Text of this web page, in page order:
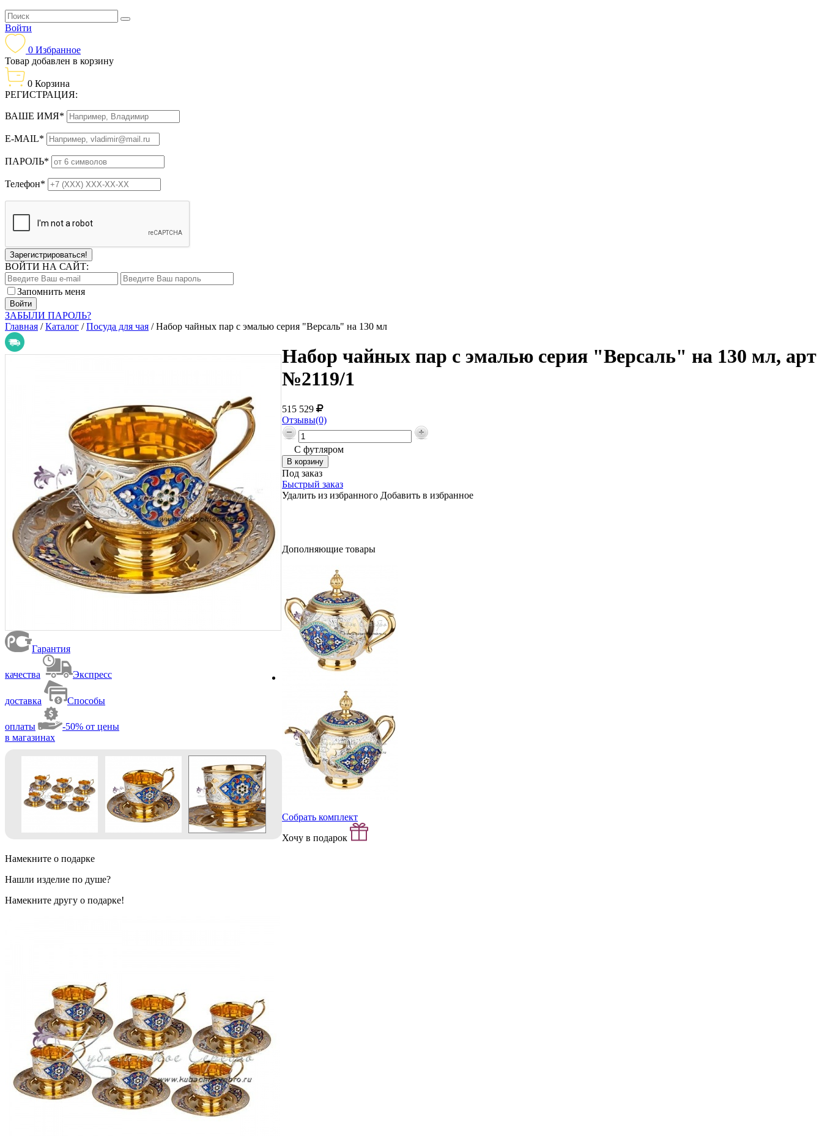
Войти
0 Избранное
Товар добавлен в корзину
0 Корзина
РЕГИСТРАЦИЯ:
ВАШЕ ИМЯ*
E-MAIL*
ПАРОЛЬ*
Телефон*
Зарегистрироваться!
ВОЙТИ НА САЙТ:
Запомнить меня
ЗАБЫЛИ ПАРОЛЬ?
Главная /Каталог /Посуда для чая /Набор чайных пар с эмалью серия "Версаль" на 130 мл
Гарантия
качества Экспресс
доставка Способы
оплаты
-50% от цены
в магазинах
Набор чайных пар с эмалью серия "Версаль" на 130 мл, арт
№2119/1
515 529
Отзывы(0)
С футляром
Под заказ
Быстрый заказ
Удалить из избранного Добавить в избранное
Дополняющие товары
Собрать комплект
Хочу в подарок
Намекните о подарке
Нашли изделие по душе?
Намекните другу о подарке!